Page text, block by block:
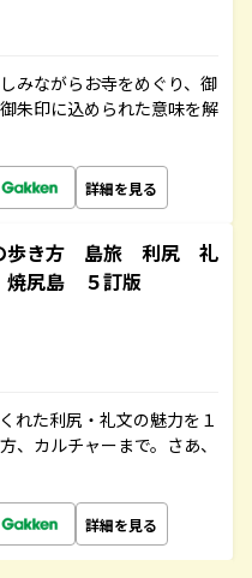
みながらお寺をめぐり、御
朱印に込められた意味を解
詳細を見る
歩き方 島旅 利尻 礼
尻島 ５訂版
れた利尻・礼文の魅力を１
、カルチャーまで。さあ、
詳細を見る